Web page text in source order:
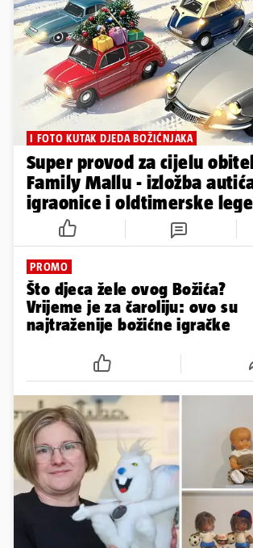
I FOTO KUTAK DJEDA BOŽIĆNJAKA
Super provod za cijelu
Family Mallu - izložba
igraonice i oldtimerske
PROMO
Što djeca žele ovog Božića?
Vrijeme je za čaroliju: ovo su
najtraženije božićne igračke